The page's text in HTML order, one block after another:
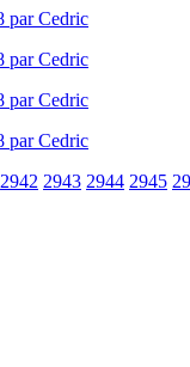
2942 2943 2944 2945